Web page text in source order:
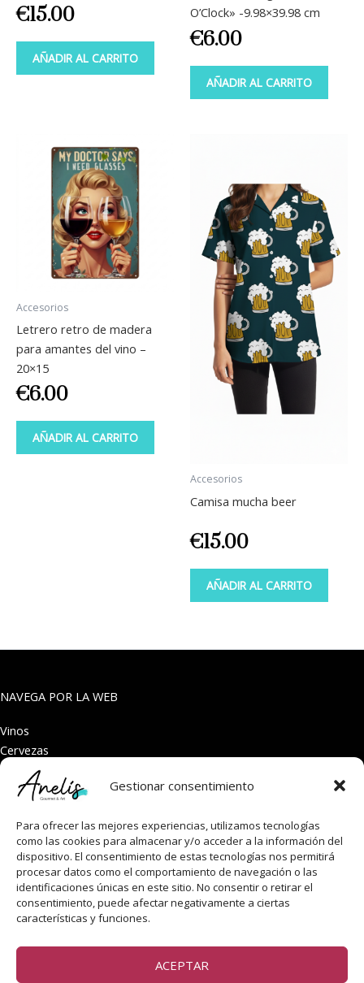
Gestionar consentimiento
Para ofrecer las mejores experiencias, utilizamos tecnologías
como las cookies para almacenar y/o acceder a la información del
dispositivo. El consentimiento de estas tecnologías nos permitirá
procesar datos como el comportamiento de navegación o las
identificaciones únicas en este sitio. No consentir o retirar el
consentimiento, puede afectar negativamente a ciertas
características y funciones.
ACEPTAR
€15.00
AÑADIR AL CARRITO
O’Clock» -9.98×39.98 cm
€6.00
AÑADIR AL CARRITO
Accesorios
Letrero retro de madera
para amantes del vino –
20×15
€6.00
AÑADIR AL CARRITO
Accesorios
Camisa mucha beer
€15.00
AÑADIR AL CARRITO
NAVEGA POR LA WEB
Vinos
Cervezas
Special Edition Whisky
Whisky
ENCUÉNTRANOS EN
San Antonio 5, local 11 03189 Orihuela Costa, Alicante, España.
SÍGUENOS EN